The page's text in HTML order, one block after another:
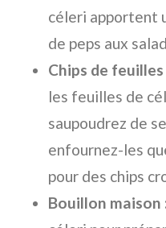
céleri apportent
de peps aux
Chips de
les feuilles de
saupoudrez de
enfournez-les
pour des chips
Bouillon maison